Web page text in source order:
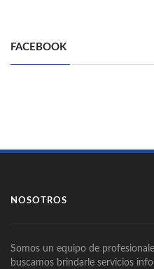
FACEBOOK
NOSOTROS
Somos un equipo de
buscamos brindarle servicios